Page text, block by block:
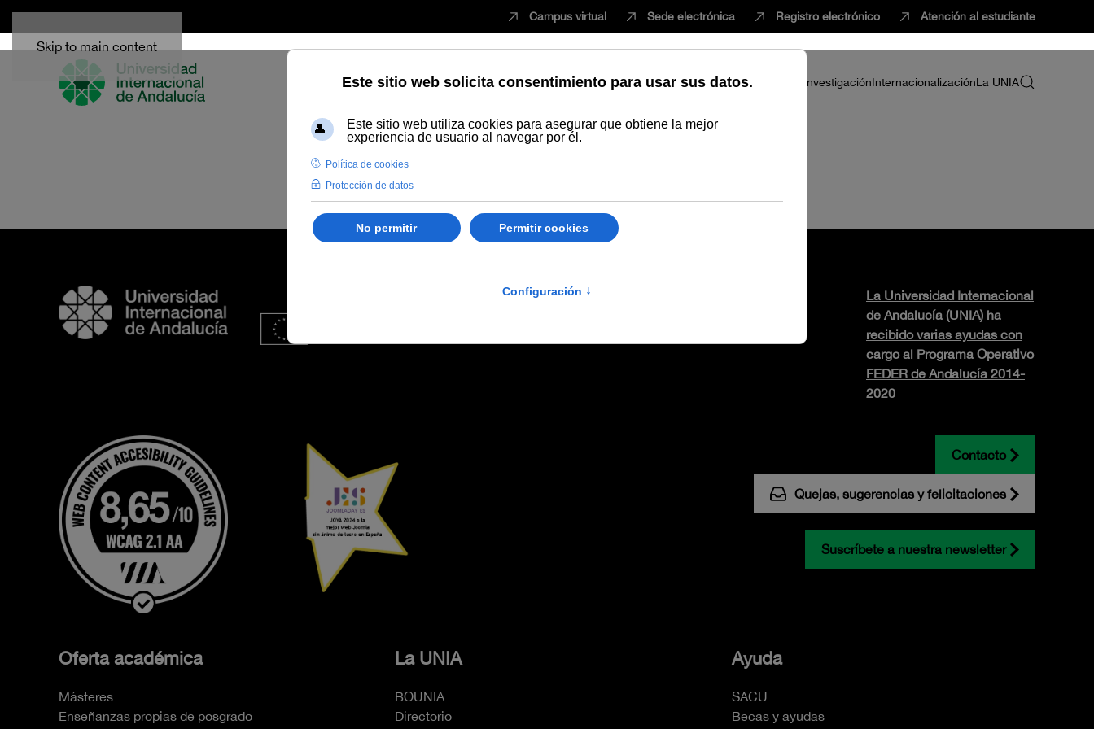
Skip to main content
Campus virtual Sede electrónica Registro electrónico Atención al estudiante
EstudiarInnovaciónVida universitariaProfesorado InvestigaciónInternacionalizaciónLa UNIA
La Universidad Internacional
de Andalucía (UNIA) ha
recibido varias ayudas con
cargo al Programa Operativo
FEDER de Andalucía 2014-
2020
Contacto
Quejas, sugerencias y felicitaciones
Suscríbete a nuestra newsletter
Oferta académica
Másteres
Enseñanzas propias de posgrado
La UNIA
BOUNIA
Directorio
Ayuda
SACU
Becas y ayudas